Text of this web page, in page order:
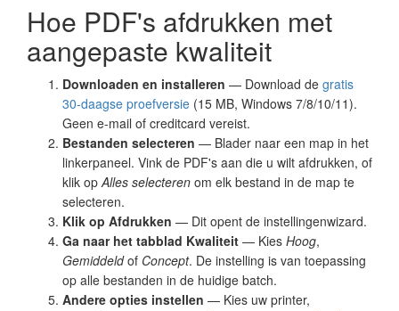
Hoe PDF's afdrukken met
aangepaste kwaliteit
Downloaden en installeren — Download de gratis
30-daagse proefversie (15 MB, Windows 7/8/10/11).
Geen e-mail of creditcard vereist.
Bestanden selecteren — Blader naar een map in het
linkerpaneel. Vink de PDF's aan die u wilt afdrukken, of
klik op Alles selecteren om elk bestand in de map te
selecteren.
Klik op Afdrukken — Dit opent de instellingenwizard.
Ga naar het tabblad Kwaliteit — Kies Hoog,
Gemiddeldof Concept. De instelling is van toepassing
op alle bestanden in de huidige batch.
Andere opties instellen — Kies uw printer,